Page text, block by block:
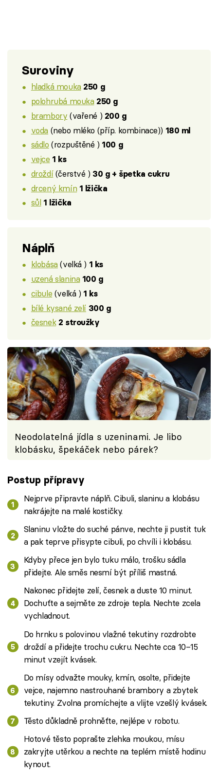
Suroviny
hladká mouka 250 g
polohrubá mouka 250 g
brambory (vařené ) 200 g
voda (nebo mléko (příp. kombinace)) 180 ml
sádlo (rozpuštěné ) 100 g
vejce 1 ks
droždí(čerstvé ) 30 g + špetka cukru
drcený kmín 1 lžička
sůl 1 lžička
Náplň
klobása(velká ) 1 ks
uzená slanina 100 g
cibule (velká ) 1 ks
bílé kysané zelí 300 g
česnek 2 stroužky
Neodolatelná jídla s uzeninami. Je libo
klobásku, špekáček nebo párek?
Postup přípravy
Nejprve připravte náplň. Cibuli, slaninu a klobásu
nakrájejte na malé kostičky.
Slaninu vložte do suché pánve, nechte ji pustit tuk
a pak teprve přisypte cibuli, po chvíli i klobásu.
Kdyby přece jen bylo tuku málo, trošku sádla
přidejte. Ale směs nesmí být příliš mastná.
Nakonec přidejte zelí, česnek a duste 10 minut.
Dochuťte a sejměte ze zdroje tepla. Nechte zcela
vychladnout.
Do hrnku s polovinou vlažné tekutiny rozdrobte
droždí a přidejte trochu cukru. Nechte cca 10–15
minut vzejít kvásek.
Do mísy odvažte mouky, kmín, osolte, přidejte
vejce, najemno nastrouhané brambory a zbytek
tekutiny. Zvolna promíchejte a vlijte vzešlý kvásek.
Těsto důkladně prohněťte, nejlépe v robotu.
Hotové těsto poprašte zlehka moukou, mísu
zakryjte utěrkou a nechte na teplém místě hodinu
kynout.